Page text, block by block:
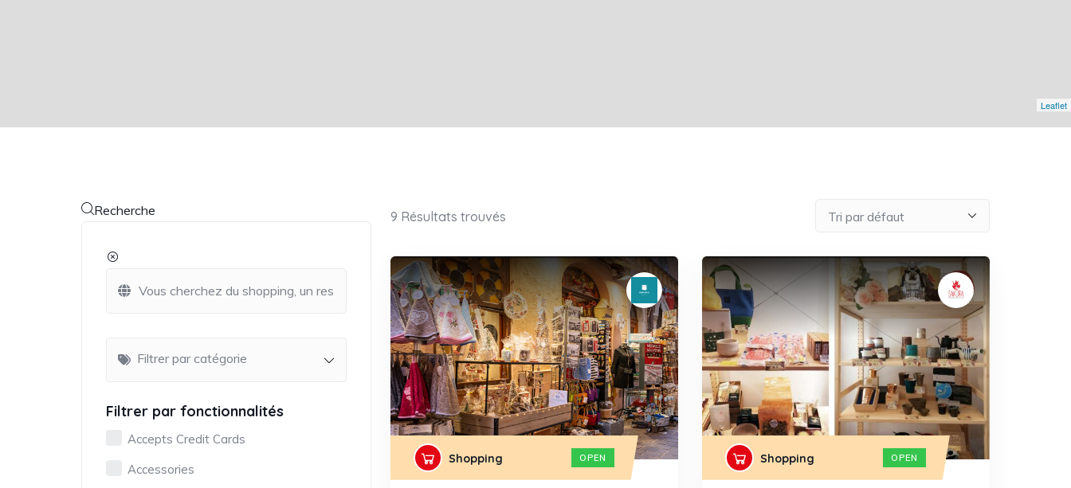
Leaflet
Recherche
Filtrer par catégorie
Filtrer par fonctionnalités
Accepts Credit Cards
Accessories
9 Résultats trouvés
Shopping OPEN Shopping OPEN